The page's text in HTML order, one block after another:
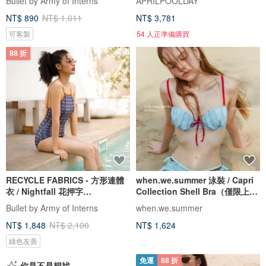
NT$ 890 NT$ 1,011
可客製
NT$ 3,781
54 人正準備購買
88 折
RECYCLE FABRICS - 方形連體
衣 / Nightfall 花押字
BLT064NIGH
Bullet by Army of Interns
NT$ 1,848 NT$ 2,100
綠色友善
when.we.summer 泳裝 / Capri
Collection Shell Bra（僅限上
衣）
when.we.summer
NT$ 1,624
免運 88 折